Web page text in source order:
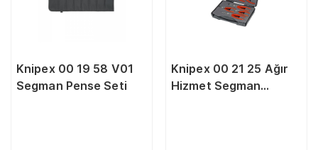
Knipex 00 19 58 V01
Segman Pense Seti
Knipex 00 21 25 Ağır
Hizmet Segman